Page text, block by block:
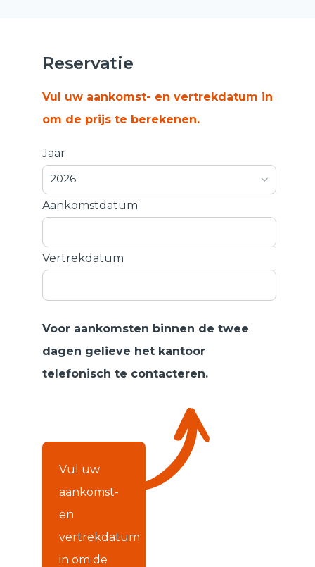
Reservatie
Vul uw aankomst- en vertrekdatum in
om de prijs te berekenen.
Jaar
2026
Aankomstdatum
Vertrekdatum
Voor aankomsten binnen de twee
dagen gelieve het kantoor
telefonisch te contacteren.
Vul uw
aankomst-
en
vertrekdatum
in om de